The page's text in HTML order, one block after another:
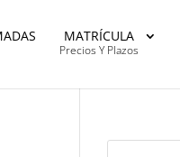
MATRÍCULA
Precios Y Plazos